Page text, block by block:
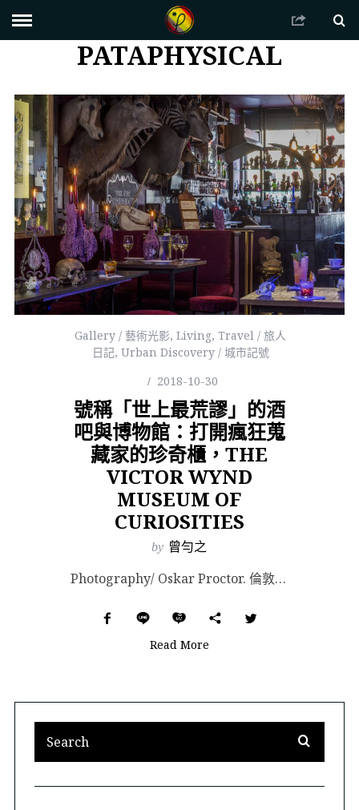
PATAPHYSICAL
Gallery / 藝術光影,Living,Travel / 旅人
日記, Urban Discovery / 城市記號
2018-10-30
號稱「世上最荒謬」的酒
吧與博物館：打開瘋狂蒐
藏家的珍奇櫃，THE
VICTOR WYND
MUSEUM OF
CURIOSITIES
by 曾勻之
Photography/ Oskar Proctor. 倫敦東北的 Hackney 自 16 世紀中...
Read More